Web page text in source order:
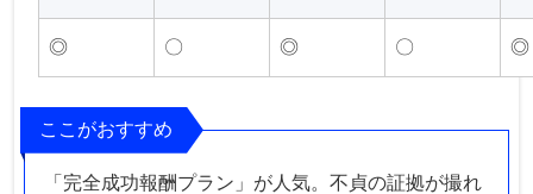
◎ 〇 ◎ 〇 ◎
ここがおすすめ
「完全成功報酬プラン」が人気。不貞の証拠が撮れ